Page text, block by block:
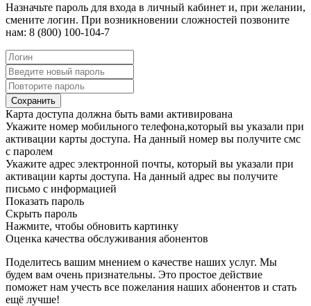
Назначьте пароль для входа в личный кабинет и, при желании,
смените логин. При возникновении сложностей позвоните
нам: 8 (800) 100-104-7
Сохранить
Карта доступа должна быть вами активирована
Укажите номер мобильного телефона,который вы указали при
активации карты доступа. На данный номер вы получите смс
с паролем
Укажите адрес электронной почты, который вы указали при
активации карты доступа. На данный адрес вы получите
письмо с информацией
Показать пароль
Скрыть пароль
Нажмите, чтобы обновить картинку
Оценка качества обслуживания абонентов
Поделитесь вашим мнением о качестве наших услуг. Мы
будем вам очень признательны. Это простое действие
поможет нам учесть все пожелания наших абонентов и стать
ещё лучше!